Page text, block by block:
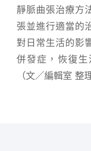
靜脈曲張治療方
張並進行適當的
對日常生活的影
併發症，恢復生
（文／編輯室 整